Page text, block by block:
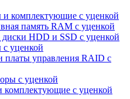
и комплектующие с уценкой
память RAM с уценкой
диски HDD и SSD с уценкой
уценкой
платы управления RAID с
с уценкой
с уценкой